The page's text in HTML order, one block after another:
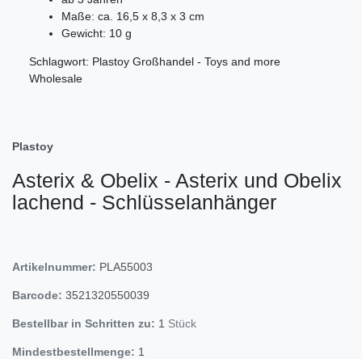
Maße: ca. 16,5 x 8,3 x 3 cm
Gewicht: 10 g
Schlagwort: Plastoy Großhandel - Toys and more
Wholesale
Plastoy
Asterix & Obelix - Asterix und Obelix
lachend - Schlüsselanhänger
Artikelnummer: PLA55003
Barcode: 3521320550039
Bestellbar in Schritten zu: 1 Stück
Mindestbestellmenge: 1